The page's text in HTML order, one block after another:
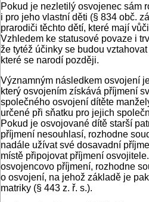
Pokud je nezletilý osvojenec sám
i pro jeho vlastní děti (§ 834 obč.
prarodiči těchto dětí, které mají
Vzhledem ke statusové povaze i
že tytéž účinky se budou
které se narodí později.
Významným následkem osvojení
který osvojením získává příjmení
společného osvojení dítěte
určené při sňatku pro jejich
Pokud je osvojované dítě starší
příjmení nesouhlasí, rozhodne
nadále užívat své dosavadní
místě připojovat příjmení osvojitele.
osvojencovo příjmení, rozhodne
o osvojení, na jehož základě je
matriky (§ 443 z. ř. s.).